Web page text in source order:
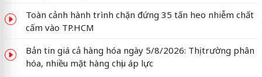
Toàn cảnh hành trình chặn đứng 35 tấn heo nhiễm chất
cấm vào TP.HCM
Bản tin giá cả hàng hóa ngày 5/8/2026: Thị trường phân
hóa, nhiều mặt hàng chịu áp lực